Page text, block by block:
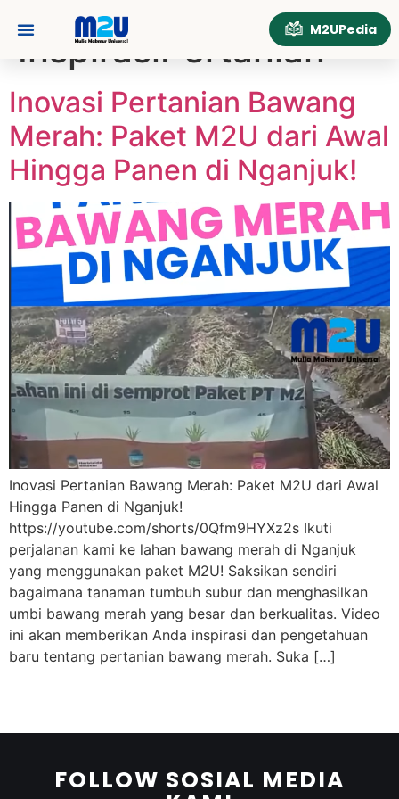
M2UPedia
InspirasiPertanian
Inovasi Pertanian Bawang
Merah: Paket M2U dari Awal
Hingga Panen di Nganjuk!
Inovasi Pertanian Bawang Merah: Paket M2U dari Awal
Hingga Panen di Nganjuk!
https://youtube.com/shorts/0Qfm9HYXz2s Ikuti
perjalanan kami ke lahan bawang merah di Nganjuk
yang menggunakan paket M2U! Saksikan sendiri
bagaimana tanaman tumbuh subur dan menghasilkan
umbi bawang merah yang besar dan berkualitas. Video
ini akan memberikan Anda inspirasi dan pengetahuan
baru tentang pertanian bawang merah. Suka […]
FOLLOW SOSIAL MEDIA